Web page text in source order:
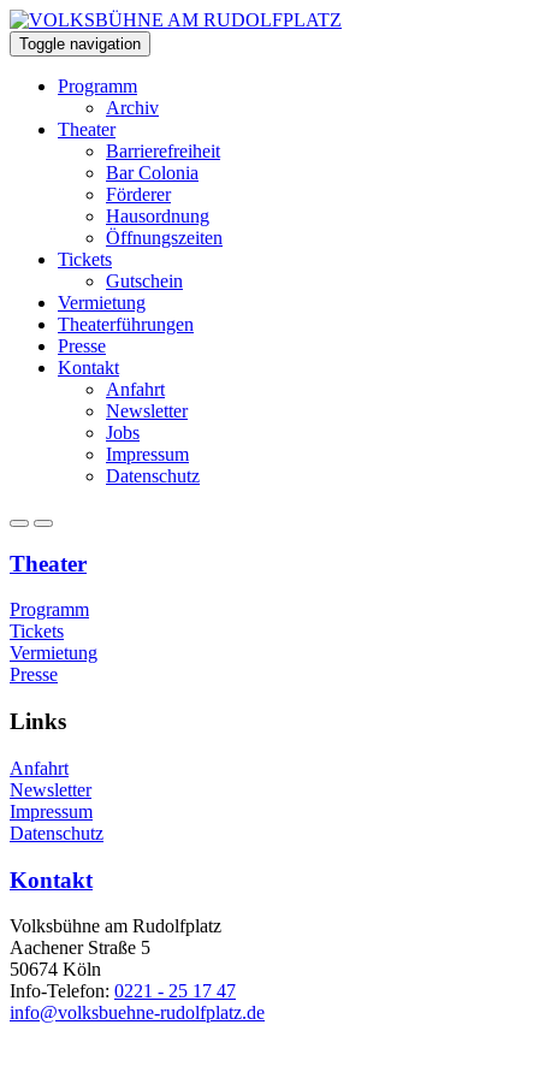
Toggle navigation
Programm
Archiv
Theater
Barrierefreiheit
Bar Colonia
Förderer
Hausordnung
Öffnungszeiten
Tickets
Gutschein
Vermietung
Theaterführungen
Presse
Kontakt
Anfahrt
Newsletter
Jobs
Impressum
Datenschutz
Theater
Programm
Tickets
Vermietung
Presse
Links
Anfahrt
Newsletter
Impressum
Datenschutz
Kontakt
Volksbühne am Rudolfplatz
Aachener Straße 5
50674 Köln
Info-Telefon: 0221 - 25 17 47
info@volksbuehne-rudolfplatz.de